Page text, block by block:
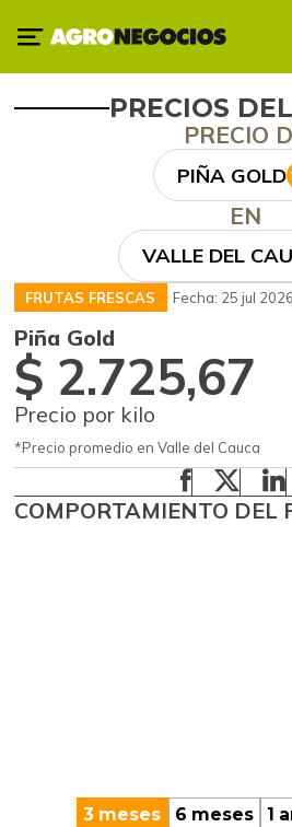
PRECIOS
PRECIO
PIÑA GOLD
EN
VALLE DEL
FRUTAS FRESCAS Fecha: 25 jul 2026
Piña Gold
$ 2.725,67
Precio por kilo
*Precio promedio en Valle del Cauca
COMPORTAMIENTO DEL
3 meses 6 meses 1